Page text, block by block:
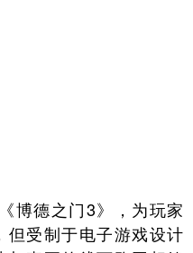
博德之门3》，为玩家
但受制于电子游戏设计